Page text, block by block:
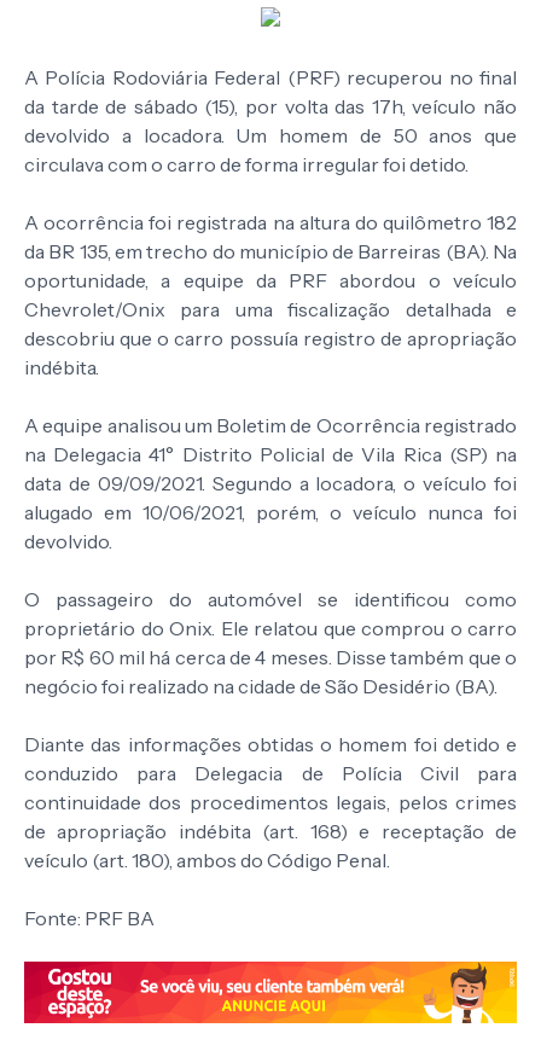
A Polícia Rodoviária Federal (PRF) recuperou no final
da tarde de sábado (15), por volta das 17h, veículo não
devolvido a locadora. Um homem de 50 anos que
circulava com o carro de forma irregular foi detido.
A ocorrência foi registrada na altura do quilômetro 182
da BR 135, em trecho do município de Barreiras (BA). Na
oportunidade, a equipe da PRF abordou o veículo
Chevrolet/Onix para uma fiscalização detalhada e
descobriu que o carro possuía registro de apropriação
indébita.
A equipe analisou um Boletim de Ocorrência registrado
na Delegacia 41° Distrito Policial de Vila Rica (SP) na
data de 09/09/2021. Segundo a locadora, o veículo foi
alugado em 10/06/2021, porém, o veículo nunca foi
devolvido.
O passageiro do automóvel se identificou como
proprietário do Onix. Ele relatou que comprou o carro
por R$ 60 mil há cerca de 4 meses. Disse também que o
negócio foi realizado na cidade de São Desidério (BA).
Diante das informações obtidas o homem foi detido e
conduzido para Delegacia de Polícia Civil para
continuidade dos procedimentos legais, pelos crimes
de apropriação indébita (art. 168) e receptação de
veículo (art. 180), ambos do Código Penal.
Fonte: PRF BA